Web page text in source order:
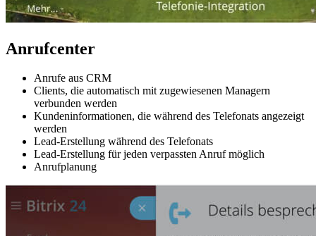
Anrufcenter
Anrufe aus CRM
Clients, die automatisch mit zugewiesenen Managern
verbunden werden
Kundeninformationen, die während des Telefonats angezeigt
werden
Lead-Erstellung während des Telefonats
Lead-Erstellung für jeden verpassten Anruf möglich
Anrufplanung